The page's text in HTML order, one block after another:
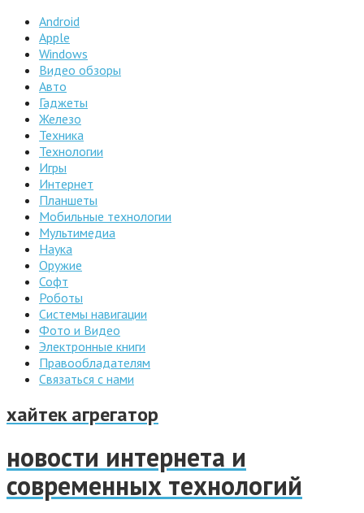
Android
Apple
Windows
Видео обзоры
Авто
Гаджеты
Железо
Техника
Технологии
Игры
Интернет
Планшеты
Мобильные технологии
Мультимедиа
Наука
Оружие
Софт
Роботы
Системы навигации
Фото и Видео
Электронные книги
Правообладателям
Связаться с нами
хайтек агрегатор
новости интернета и
современных технологий